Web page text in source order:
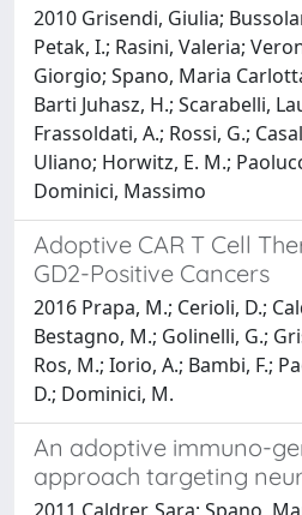
2010 Grisendi, Giulia;
Petak, I.; Rasini, Valeria;
Giorgio; Spano, Maria
Barti Juhasz, H.; Scarabelli,
Frassoldati, A.; Rossi, G.;
Uliano; Horwitz, E. M.;
Dominici, Massimo
Adoptive CAR T Cell
GD2-Positive Cancers
2016 Prapa, M.; Cerioli, D.;
Bestagno, M.; Golinelli, G.;
Ros, M.; Iorio, A.; Bambi, F.;
D.; Dominici, M.
An adoptive immuno-
approach targeting